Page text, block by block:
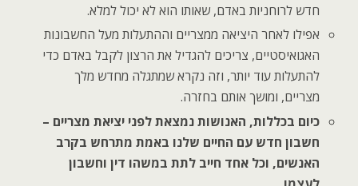
חדש לרוחניות באדם, שאותו הוא לא יכול למלא.
אפילו לאחר היציאה ממצריים וההתעלות מעל החשבונות
האגואיסטיים, צריכים להגדיל את הרצון לקבל באדם כדי
להתעלות עוד יותר, וזה נקרא שמתגלה מחדש מלך
מצריים, ומושך אותם בחזרה.
כיום בכללות, האנושות נמצאת לפני יציאת מצריים –
חשבון חדש עם החיים שלנו באמת מתרחש בקרב
האנשים, וכל אחד חייב לתת במשהו דין וחשבון